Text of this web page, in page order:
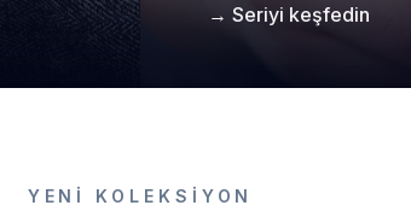
→ Seriyi keşfedin
YENI KOLEKSIYON